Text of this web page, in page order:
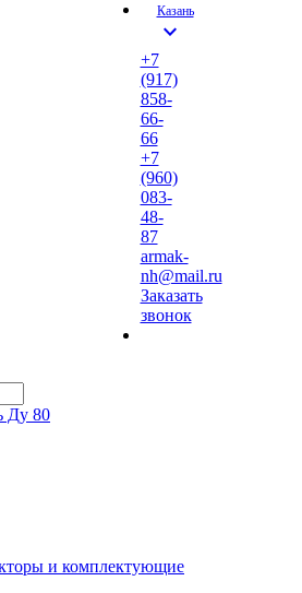
Казань
expand_more
+7
(917)
858-
66-
66
+7
(960)
083-
48-
87
armak-
nh@mail.ru
Заказать
звонок
Ду 80
и комплектующие